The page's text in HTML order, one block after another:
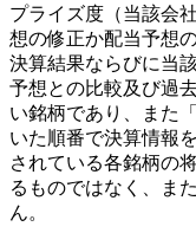
プライズ度（当該会
想の修正か配当予想
決算結果ならびに当
予想との比較及び過
い銘柄であり、また
いた順番で決算情報
されている各銘柄の
るものではなく、ま
ん。